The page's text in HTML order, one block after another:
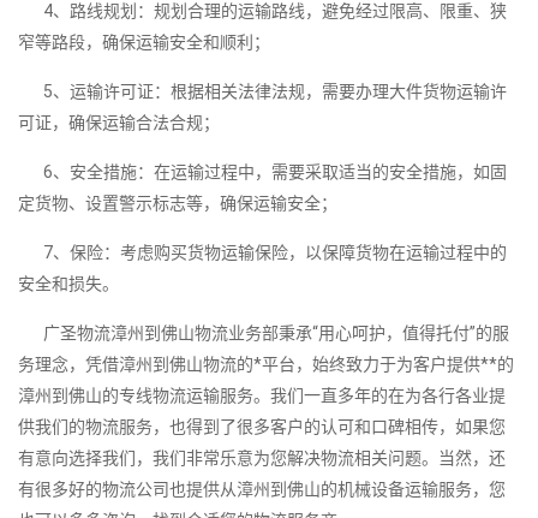
4、路线规划：规划合理的运输路线，避免经过限高、限重、狭
窄等路段，确保运输安全和顺利；
5、运输许可证：根据相关法律法规，需要办理大件货物运输许
可证，确保运输合法合规；
6、安全措施：在运输过程中，需要采取适当的安全措施，如固
定货物、设置警示标志等，确保运输安全；
7、保险：考虑购买货物运输保险，以保障货物在运输过程中的
安全和损失。
广圣物流漳州到佛山物流业务部秉承“用心呵护，值得托付”的服
务理念，凭借漳州到佛山物流的*平台，始终致力于为客户提供**的
漳州到佛山的专线物流运输服务。我们一直多年的在为各行各业提
供我们的物流服务，也得到了很多客户的认可和口碑相传，如果您
有意向选择我们，我们非常乐意为您解决物流相关问题。当然，还
有很多好的物流公司也提供从漳州到佛山的机械设备运输服务，您